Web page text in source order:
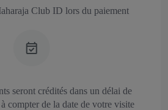
Club ID lors du paiement
seront crédités dans un délai de
compter de la date de votre visite